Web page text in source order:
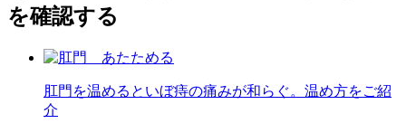
を確認する
肛門を温めるといぼ痔の痛みが和らぐ。温め方をご紹
介